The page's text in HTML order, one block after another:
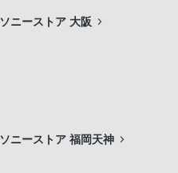
ソニーストア 大阪
ソニーストア 福岡天神